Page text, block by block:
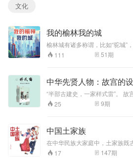
然而，天道之下
天可老，圣亦会
死！与天同休，何
其不甘…… 我欲永
恒，唯有圣道！
力收服各种妖怪
后，他们逐渐成
长，友情日益深
厚。然而，随着捉
进，哪吒发现，
切并没有自己想
那么简单…… 神
+ 素人= ？ 当红小
神仙VS超级学霸
的火花？敬请期
待！
文化
我的榆林我的城
榆林城有诸多称谓，比如“驼城”
走向酷似两座驼峰而得名；又如“
指少数民族居住的地方，而榆林
葱绿，牧歌悠扬而名；再如“小北
城的街巷里建有众多规模的明清
信息不难读出，榆林城市文化是
化。这座城市是中国北方很独特
理位置、自然环境、历史进程，
榆林城历史文化的代表，如：榆
城遗址、非物质文化遗产——榆
代变迁中的传承表达了深切的担
对它们进行妥善地保护和发展。
111 51期
中华先贤人物：故宫的
“半部古建史，一家样式雷”。 故
明园、避暑山庄……这些闻名遐
都出自我国古建史上如雷贯耳的“
设乾隆花园”“样式雷的中兴”“雷思
园”“雷廷昌整修颐和园”等故事，
奋上进的家风和精益求精的工匠
25 9期
中国土家族
在中华民族大家庭中，土家族既
方面，土家族自古以来就是中国
一。虽然目前关于土家族族源的
17 147期